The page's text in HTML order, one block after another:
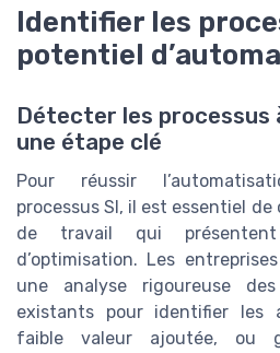
Identifier les
potentiel
Détecter les processus
une étape clé
Pour réussir
processus SI, il est essentiel
de travail qui
d’optimisation. Les
une analyse rigoureuse
existants pour identifier les
faible valeur ajoutée, ou